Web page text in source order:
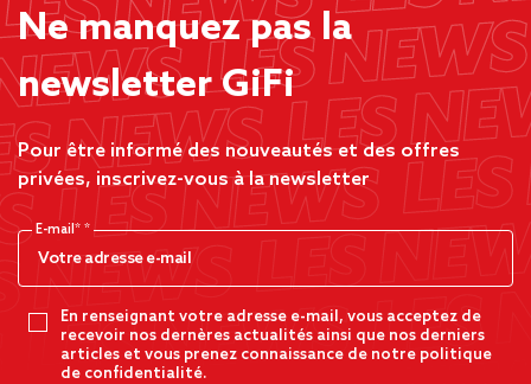
Ne manquez pas la
newsletter GiFi
Pour être informé des nouveautés et des offres
privées, inscrivez-vous à la newsletter
E-mail*
En renseignant votre adresse e-mail, vous acceptez de
recevoir nos dernères actualités ainsi que nos derniers
articles et vous prenez connaissance de notre politique
de confidentialité.